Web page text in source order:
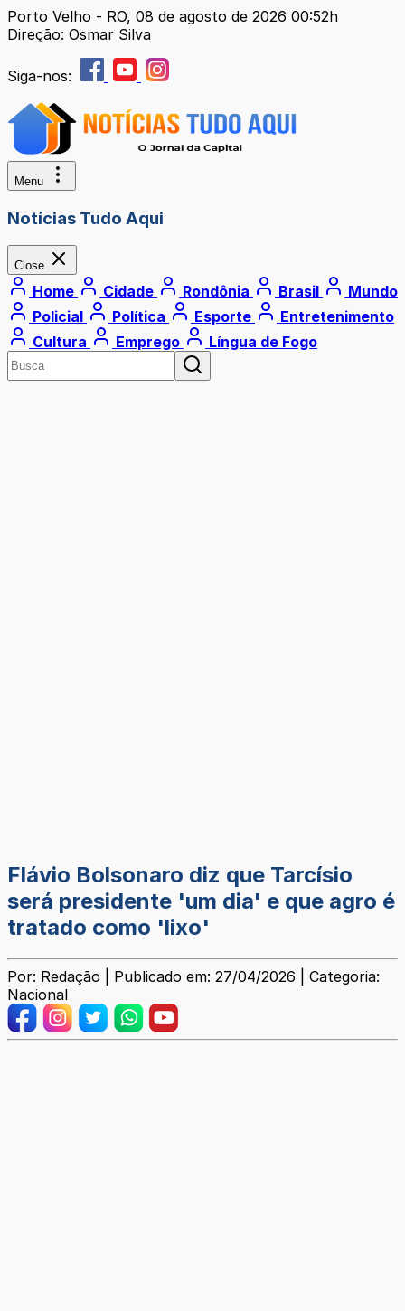
Porto Velho - RO, 08 de agosto de 2026 00:52h
Direção: Osmar Silva
Siga-nos:
Menu
Notícias Tudo Aqui
Close
Home Cidade Rondônia Brasil
Mundo
Policial
Política Esporte
Entretenimento
Cultura
Emprego Língua de Fogo
Flávio Bolsonaro diz que Tarcísio
será presidente 'um dia' e que agro é
tratado como 'lixo'
Por: Redação | Publicado em: 27/04/2026 | Categoria:
Nacional